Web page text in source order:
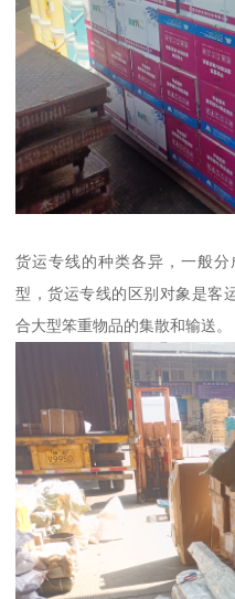
货运专线的种类各异，一般
型，货运专线的区别对象是客
合大型笨重物品的集散和输送。